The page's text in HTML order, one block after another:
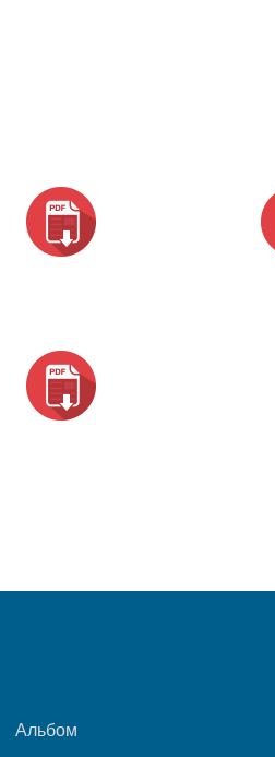
Альбом